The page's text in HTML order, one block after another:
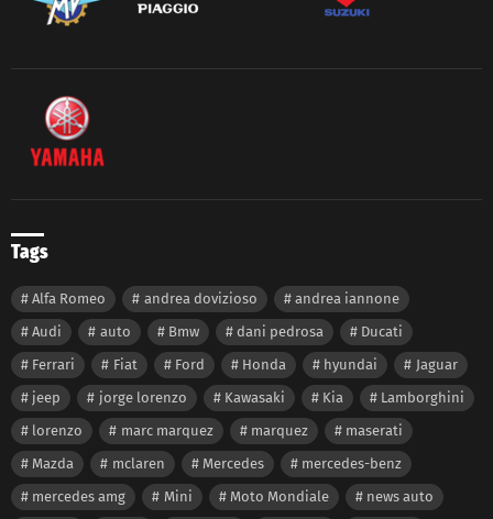
Tags
Alfa Romeo andrea dovizioso
andrea iannone
Audi
auto Bmw dani pedrosa
Ducati
Ferrari
Fiat Ford Honda hyundai
Jaguar
jeep
jorge lorenzo Kawasaki Kia
Lamborghini
lorenzo
marc marquez marquez
maserati
Mazda
mclaren Mercedes
mercedes-benz
mercedes amg
Mini Moto Mondiale
news auto